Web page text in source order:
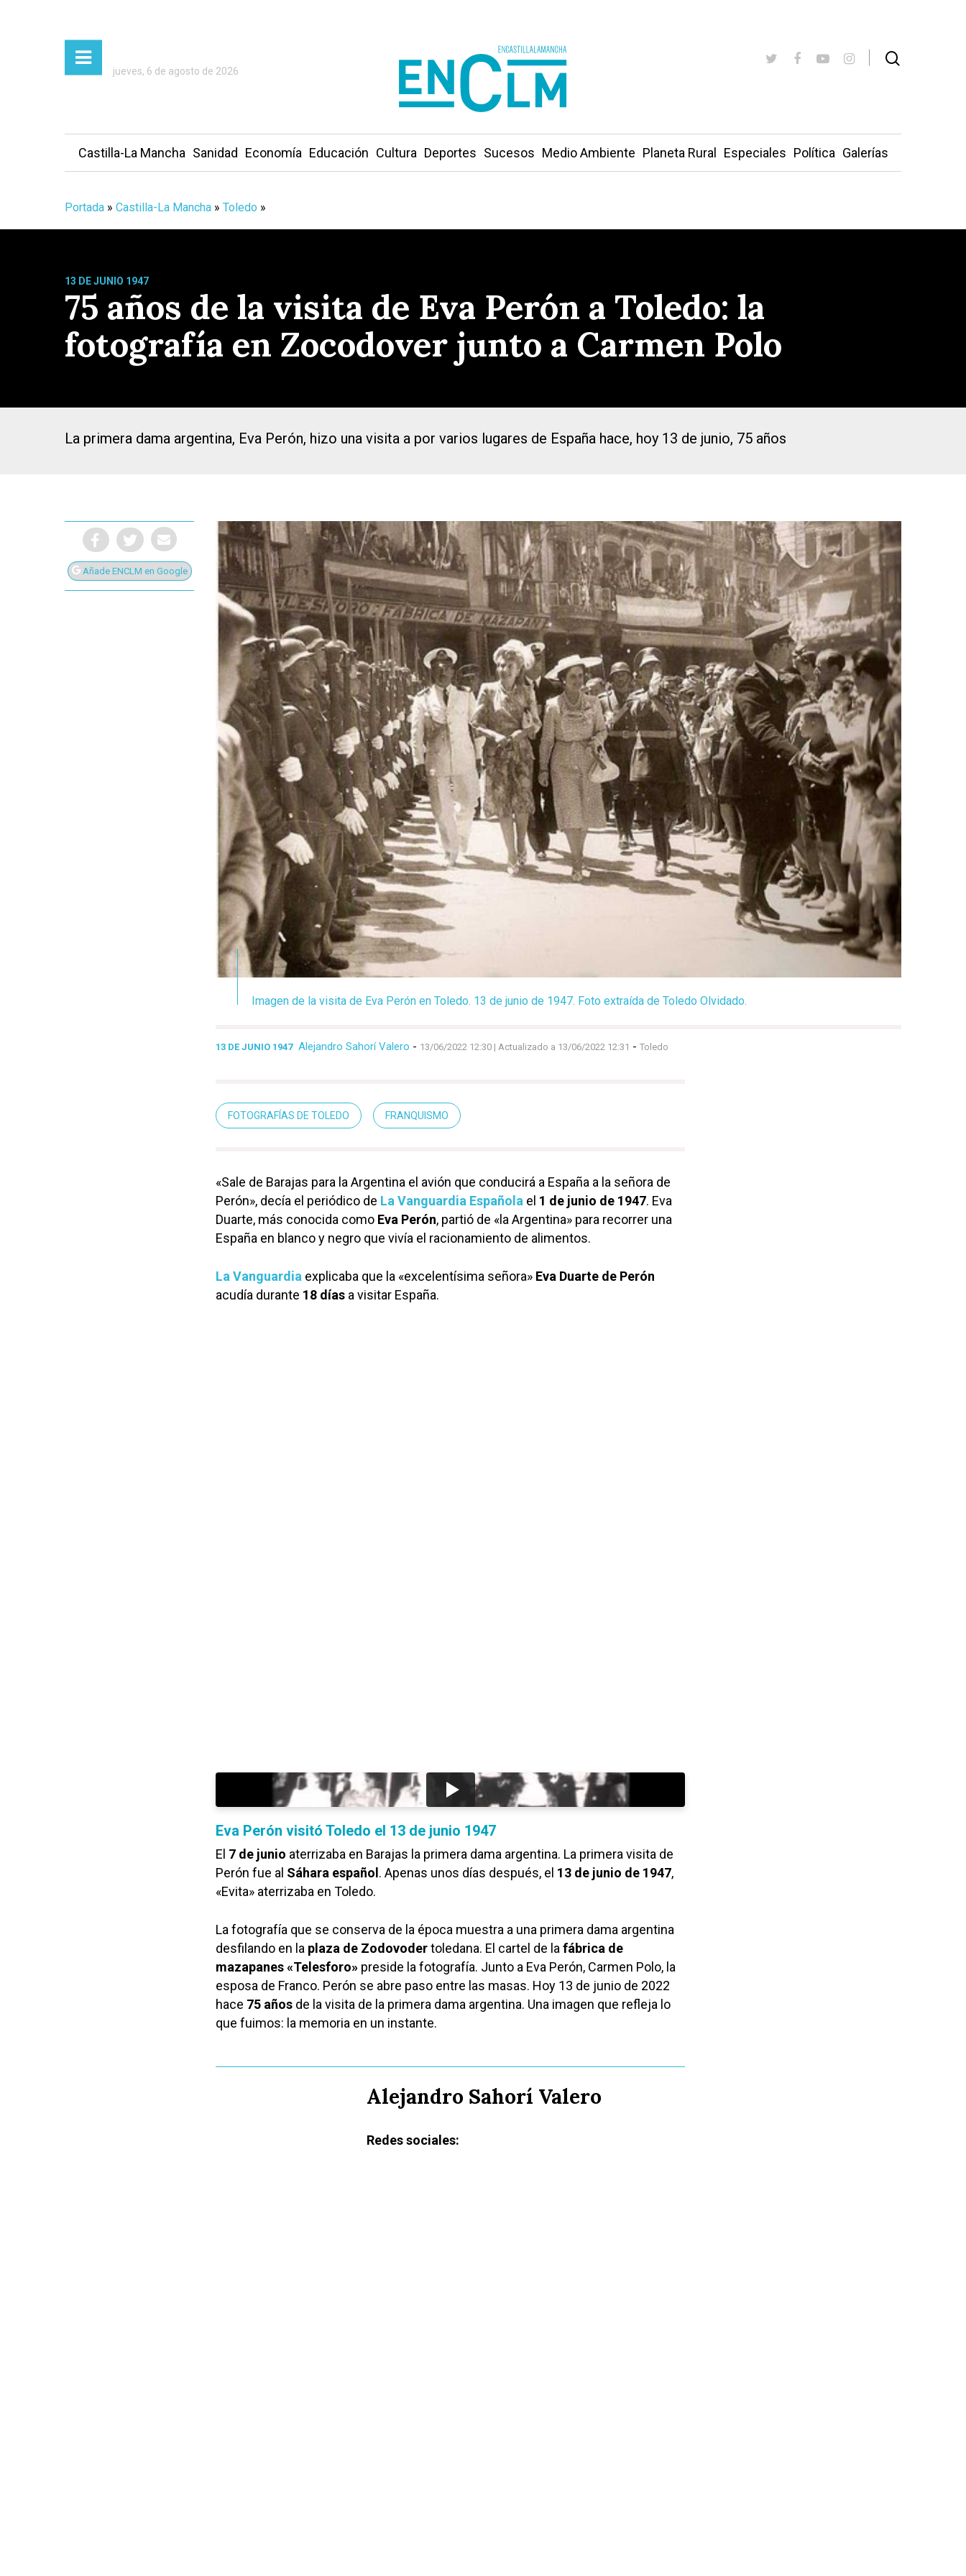
Presiona Intro para buscar o ESC para cerrar
jueves, 6 de agosto de 2026
Castilla-La Mancha Sanidad Economía Educación Cultura Deportes Sucesos Medio Ambiente Planeta Rural Especiales Política Galerías
Portada » Castilla-La Mancha » Toledo »
13 DE JUNIO 1947
75 años de la visita de Eva Perón a Toledo: la
fotografía en Zocodover junto a Carmen Polo
La primera dama argentina, Eva Perón, hizo una visita a por varios lugares de España hace, hoy 13 de junio, 75 años
Añade ENCLM en Google
Imagen de la visita de Eva Perón en Toledo. 13 de junio de 1947. Foto extraída de Toledo Olvidado.
13 DE JUNIO 1947 Alejandro Sahorí Valero - 13/06/2022 12:30 | Actualizado a 13/06/2022 12:31 - Toledo
FOTOGRAFÍAS DE TOLEDO FRANQUISMO
«Sale de Barajas para la Argentina el avión que conducirá a España a la señora de
Perón», decía el periódico de La Vanguardia Española el 1 de junio de 1947. Eva
Duarte, más conocida como Eva Perón, partió de «la Argentina» para recorrer una
España en blanco y negro que vivía el racionamiento de alimentos.
La Vanguardia explicaba que la «excelentísima señora» Eva Duarte de Perón
acudía durante 18 días a visitar España.
Eva Perón visitó Toledo el 13 de junio 1947
El 7 de junio aterrizaba en Barajas la primera dama argentina. La primera visita de
Perón fue al Sáhara español . Apenas unos días después, el 13 de junio de 1947,
«Evita» aterrizaba en Toledo.
La fotografía que se conserva de la época muestra a una primera dama argentina
desfilando en la plaza de Zodovodertoledana. El cartel de lafábrica de
mazapanes «Telesforo» preside la fotografía. Junto a Eva Perón, Carmen Polo, la
esposa de Franco. Perón se abre paso entre las masas. Hoy 13 de junio de 2022
hace 75 años de la visita de la primera dama argentina. Una imagen que refleja lo
que fuimos: la memoria en un instante.
Alejandro Sahorí Valero
Redes sociales: